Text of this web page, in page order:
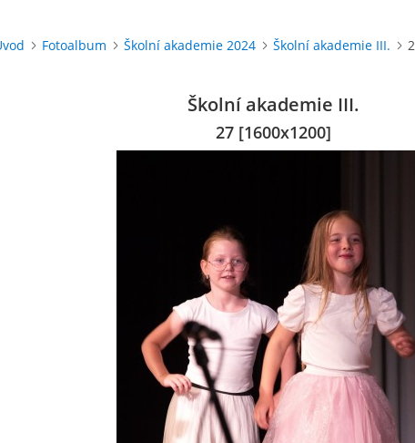
Fotoalbum Školní akademie 2024 Školní akademie III.
Školní akademie III.
27 [1600x1200]